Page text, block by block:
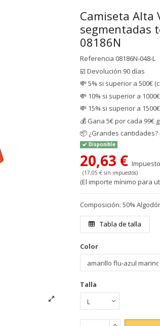
Camiseta Alta
segmentadas
08186N
Referencia 08186N-048-L
☑️ Devolución 90 días
💸 5% si superior a 500€
💸 10% si superior a
💸 15% si superior a
💰 Gana 5€ por cada 99€
📦 ¿Grandes
Disponible
20,63 €
(17,05 € sin impuestos)
(El importe mínimo para
Composición: 50%
Tabla de talla
Color
Talla